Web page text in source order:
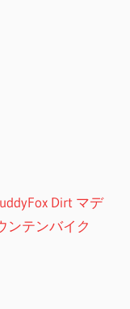
Dirt マデ
ンテンバイク